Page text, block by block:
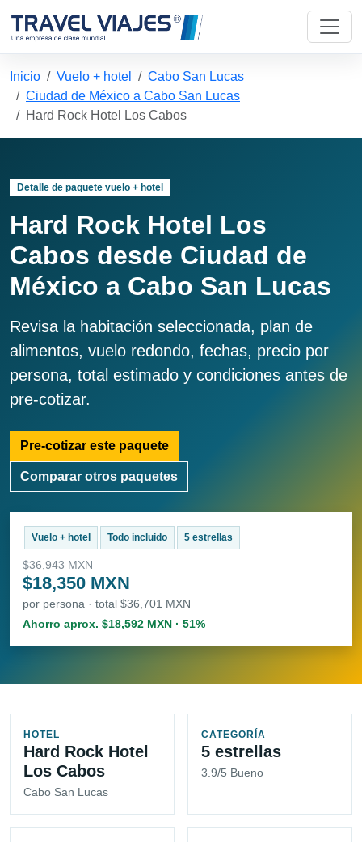
Inicio Vuelo + hotel
Cabo San Lucas
Ciudad de México a Cabo San Lucas
Hard Rock Hotel Los Cabos
Detalle de paquete vuelo + hotel
Hard Rock Hotel Los
Cabos desde Ciudad de
México a Cabo San Lucas
Revisa la habitación seleccionada, plan de
alimentos, vuelo redondo, fechas, precio por
persona, total estimado y condiciones antes de
pre-cotizar.
Pre-cotizar este paquete
Comparar otros paquetes
Vuelo + hotel Todo incluido 5 estrellas
$36,943 MXN
$18,350 MXN
por persona · total $36,701 MXN
Ahorro aprox. $18,592 MXN · 51%
HOTEL
Hard Rock Hotel
Los Cabos
Cabo San Lucas
CATEGORÍA
5 estrellas
3.9/5 Bueno